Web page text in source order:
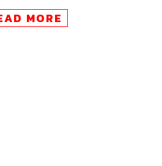
นเท่ากับ 66,950 บาท และยอด
ง 20.2% โดยมียอดซื้อต่อบิลโดย
MORE